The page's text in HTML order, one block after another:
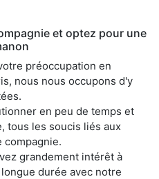
et optez pour une
préoccupation en
nous nous occupons d'y
en peu de temps et
tous les soucis liés aux
compagnie.
grandement intérêt à
durée avec notre